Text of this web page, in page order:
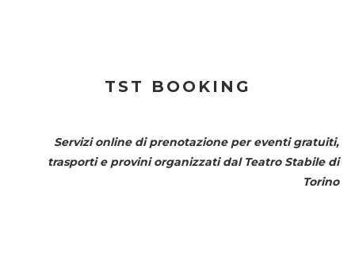
TST BOOKING
Servizi online di prenotazione per eventi gratuiti,
trasporti e provini organizzati dal Teatro Stabile di
Torino